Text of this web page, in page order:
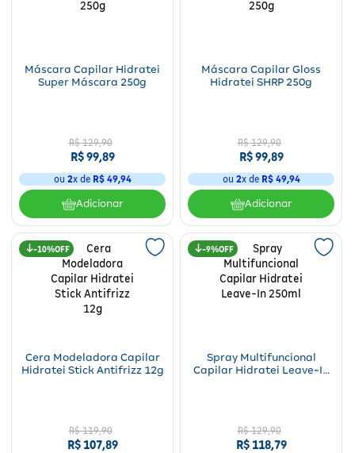
Máscara Capilar Hidratei
Super Máscara 250g
R$ 129,90
R$99,89
ou 2x de R$ 49,94
Adicionar
Máscara Capilar Gloss
Hidratei SHRP 250g
R$ 129,90
R$99,89
ou 2x de R$ 49,94
Adicionar
10%
Cera Modeladora Capilar
Hidratei Stick Antifrizz 12g
R$ 119,90
R$107,89
9%
Spray Multifuncional
Capilar Hidratei Leave-In
R$ 129,90
R$118,79
Fitoterápicos e Homeopáticos